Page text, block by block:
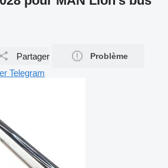
Partager Problème
Telegram